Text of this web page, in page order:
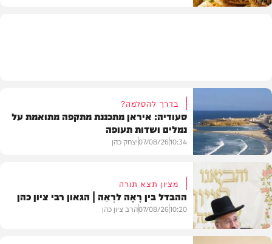
בעולם
בדרך להסלמה?
סעודיה: איראן מתכננת מתקפה מתואמת על
נמלים ושדות תעופה
10:34
07/08/26יצחק כהן
מציון תצא תורה
ההבדל בין רָאָה לרְאֵה | הגאון רבי ציון כהן
10:20
07/08/26הרב ציון כהן